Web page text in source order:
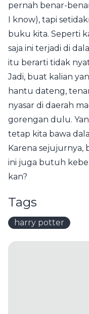
pernah benar-
I know), tapi
buku kita. Seperti
saja ini terjadi di
itu berarti tidak
Jadi, buat kalian
hantu dateng,
nyasar di daerah
gorengan dulu.
tetap kita bawa
Karena sejujurnya,
ini juga butuh
kan?
Tags
harry potter